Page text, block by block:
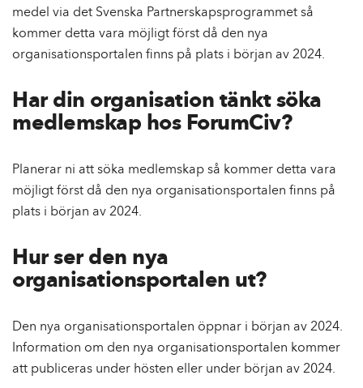
medel via det Svenska Partnerskapsprogrammet så
kommer detta vara möjligt först då den nya
organisationsportalen finns på plats i början av 2024.
Har din organisation tänkt söka
medlemskap hos ForumCiv?
Planerar ni att söka medlemskap så kommer detta vara
möjligt först då den nya organisationsportalen finns på
plats i början av 2024.
Hur ser den nya
organisationsportalen ut?
Den nya organisationsportalen öppnar i början av 2024.
Information om den nya organisationsportalen kommer
att publiceras under hösten eller under början av 2024.